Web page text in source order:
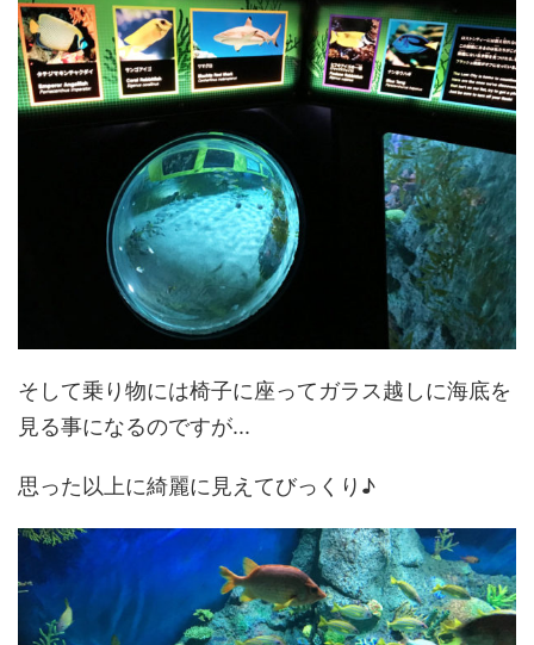
そして乗り物には椅子に座ってガラス越しに海底を
見る事になるのですが...
思った以上に綺麗に見えてびっくり♪